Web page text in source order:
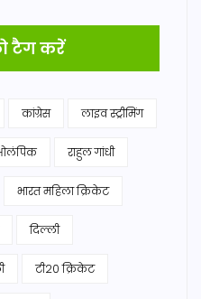
टैग करें
कांग्रेस लाइव स्ट्रीमिंग
राहुल गांधी
भारत महिला क्रिकेट
दिल्ली
टी20 क्रिकेट